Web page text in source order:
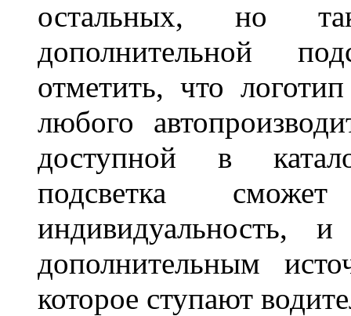
остальных, но
дополнительной
отметить, что
любого
доступной в
подсветка
индивидуальность,
дополнительным
которое ступают